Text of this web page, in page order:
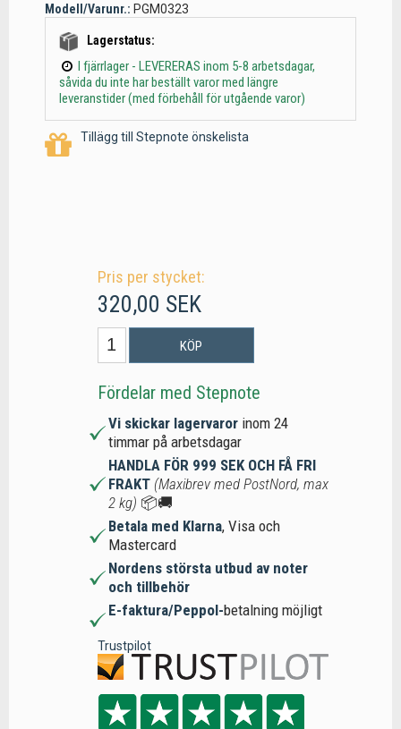
Modell/Varunr.: PGM0323
Lagerstatus:
I fjärrlager - LEVERERAS inom 5-8 arbetsdagar,
såvida du inte har beställt varor med längre
leveranstider (med förbehåll för utgående varor)
Tillägg till Stepnote önskelista
Pris per stycket:
320,00 SEK
KÖP
Fördelar med Stepnote
Vi skickar lagervaror inom 24
timmar på arbetsdagar
HANDLA FÖR 999 SEK OCH FÅ FRI
FRAKT (Maxibrev med PostNord, max
2 kg) 📦🚚
Betala med Klarna, Visa och
Mastercard
Nordens största utbud av noter
och tillbehör
E-faktura/Peppol-betalning möjligt
Trustpilot